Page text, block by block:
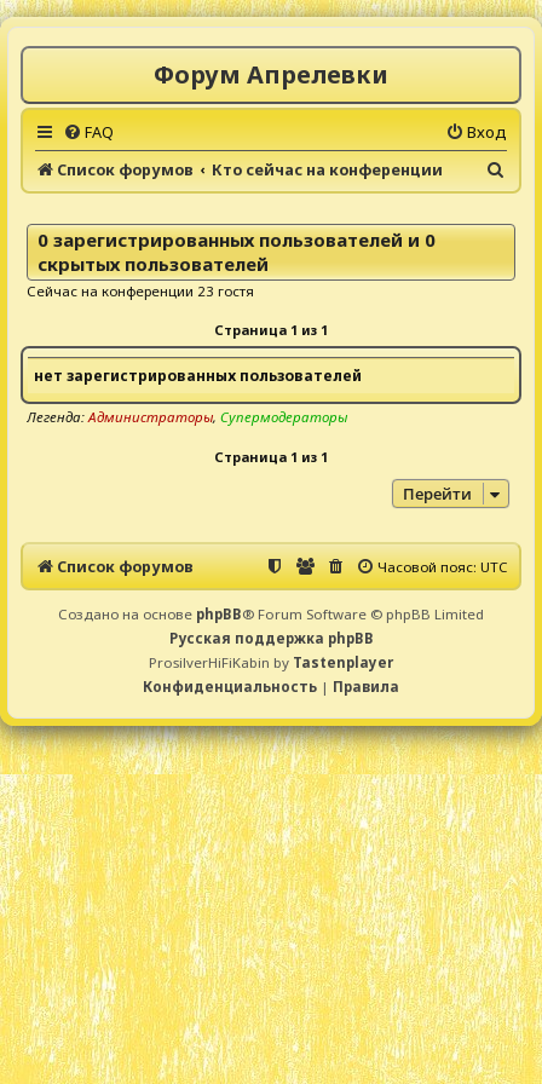
Форум Апрелевки
FAQ
Вход
Список форумов
Кто сейчас на конференции
о
и
0 зарегистрированных пользователей и 0
скрытых пользователей
Сейчас на конференции 23 гостя
Страница 1 из 1
нет зарегистрированных пользователей
Легенда:Администраторы, Супермодераторы
Страница 1 из 1
Перейти
Список форумов Часовой пояс:UTC
Создано на основе phpBB® Forum Software © phpBB Limited
Русская поддержка phpBB
ProsilverHiFiKabin by Tastenplayer
Конфиденциальность | Правила